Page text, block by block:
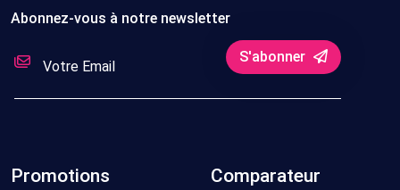
Abonnez-vous à notre newsletter
S'abonner
Promotions Comparateur